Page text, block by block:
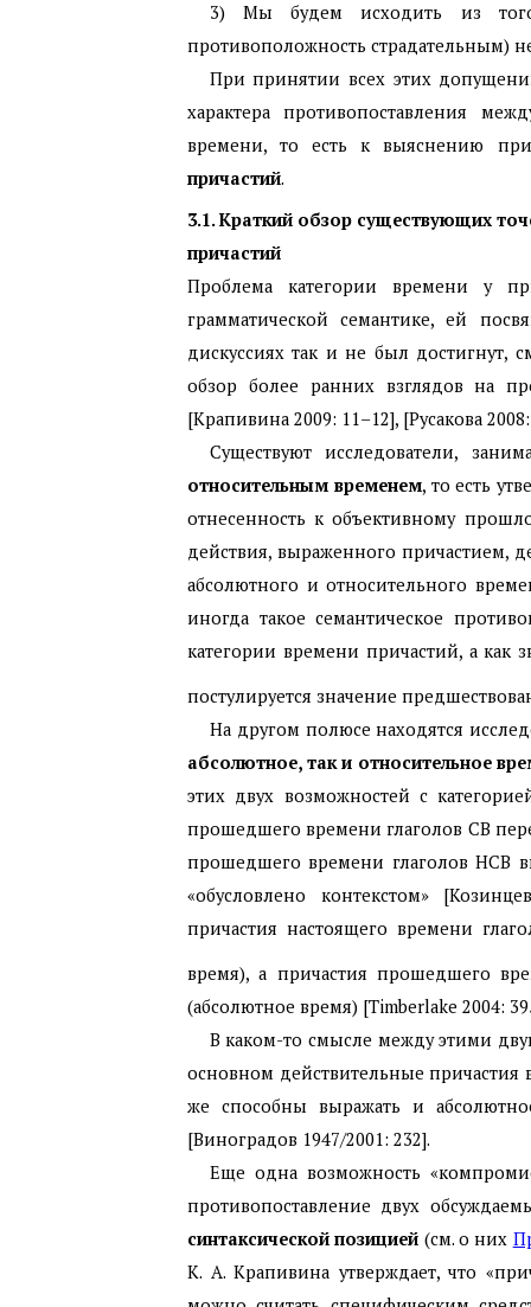
3) Мы будем исходить из
противоположность страдательным)
При принятии всех этих
характера противопоставления
времени, то есть к выяснению
причастий.
3.1. Краткий обзор существующих
причастий
Проблема категории времени у
грамматической семантике, ей
дискуссиях так и не был достигнут,
обзор более ранних взглядов на
[Крапивина 2009: 11–12], [Русакова
Существуют исследователи,
относительным временем, то есть
отнесенность к объективному
действия, выраженного причастием,
абсолютного и относительного
иногда такое семантическое
категории времени причастий, а как
постулируется значение
На другом полюсе находятся
абсолютное, так и относительное
этих двух возможностей с
прошедшего времени глаголов СВ
прошедшего времени глаголов НСВ
«обусловлено контекстом»
причастия настоящего времени
время), а причастия прошедшего
(абсолютное время) [Timberlake 2004:
В каком-то смысле между этими
основном действительные
же способны выражать и
[Виноградов 1947/2001: 232].
Еще одна возможность
противопоставление двух
синтаксической позицией (см. о них
К. А. Крапивина утверждает, что